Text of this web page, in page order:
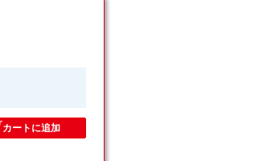
カートに追加